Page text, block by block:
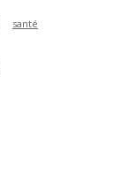
santé